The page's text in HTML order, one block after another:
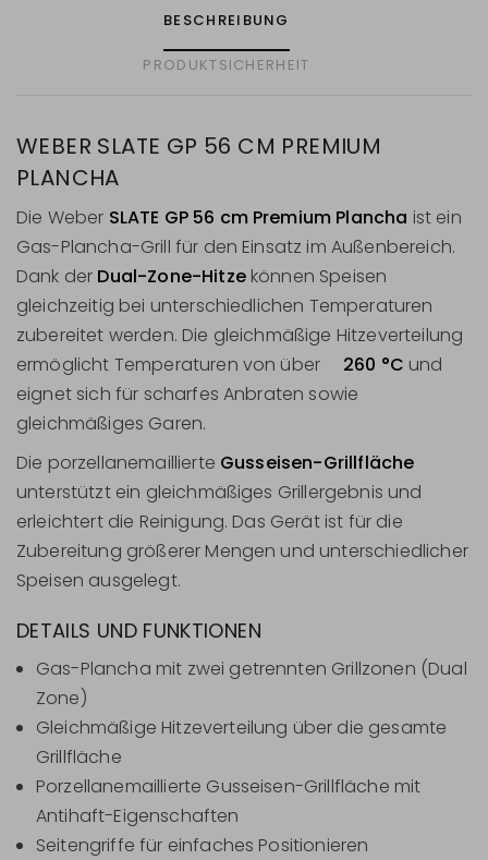
BESCHREIBUNG
PRODUKTSICHERHEIT
WEBER SLATE GP 56 CM PREMIUM
PLANCHA
Die Weber SLATE GP 56 cm Premium Plancha ist ein
Gas-Plancha-Grill für den Einsatz im Außenbereich.
Dank der Dual-Zone-Hitzekönnen Speisen
gleichzeitig bei unterschiedlichen Temperaturen
zubereitet werden. Die gleichmäßige Hitzeverteilung
ermöglicht Temperaturen von über 260 °C und
eignet sich für scharfes Anbraten sowie
gleichmäßiges Garen.
Die porzellanemaillierte Gusseisen-Grillfläche
unterstützt ein gleichmäßiges Grillergebnis und
erleichtert die Reinigung. Das Gerät ist für die
Zubereitung größerer Mengen und unterschiedlicher
Speisen ausgelegt.
DETAILS UND FUNKTIONEN
Gas-Plancha mit zwei getrennten Grillzonen (Dual
Zone)
Gleichmäßige Hitzeverteilung über die gesamte
Grillfläche
Porzellanemaillierte Gusseisen-Grillfläche mit
Antihaft-Eigenschaften
Seitengriffe für einfaches Positionieren